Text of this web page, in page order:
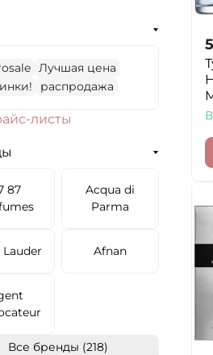
Лучшая цена
распродажа
листы
87
Acqua di
Parma
Afnan
Все бренды (218)